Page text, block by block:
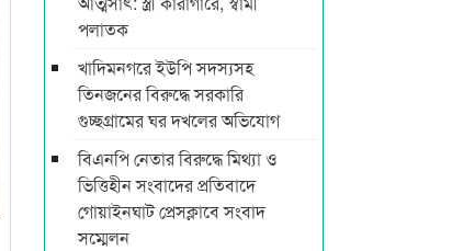
পলাতক
খাদিমনগরে ইউপি সদস্যসহ
তিনজনের বিরুদ্ধে সরকারি
গুচ্ছগ্রামের ঘর দখলের অভিযোগ
বিএনপি নেতার বিরুদ্ধে মিথ্যা ও
ভিত্তিহীন সংবাদের প্রতিবাদে
গোয়াইনঘাট প্রেসক্লাবে সংবাদ
সম্মেলন